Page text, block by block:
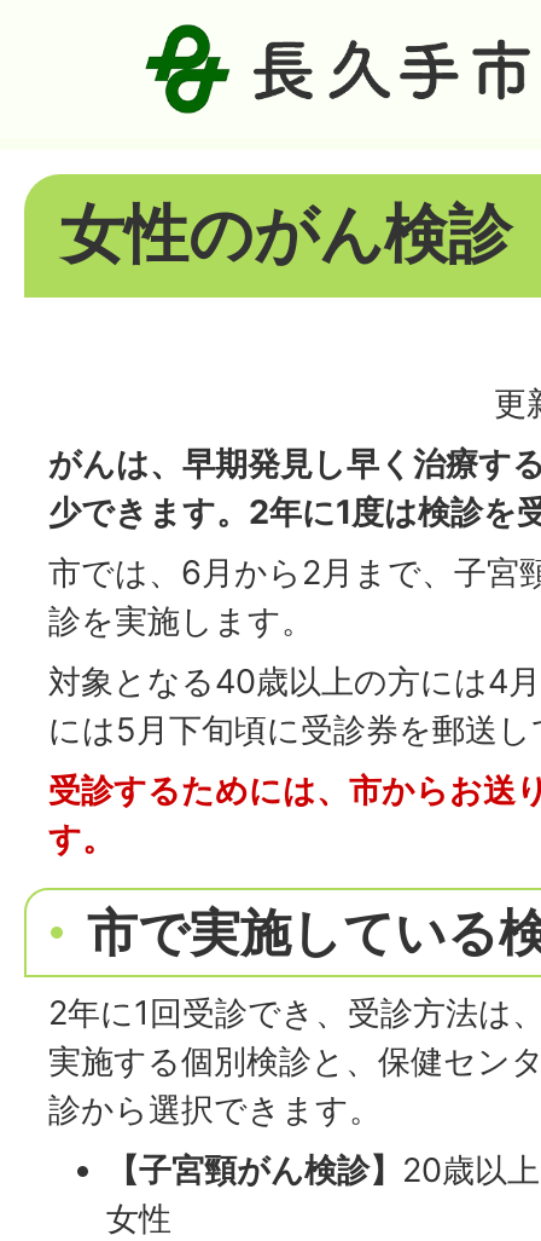
女性のがん検診
更
がんは、早期発見し早く治療す
少できます。2年に1度は検診を
市では、6月から2月まで、子宮
診を実施します。
対象となる40歳以上の方には4
には5月下旬頃に受診券を郵送
受診するためには、市からお送
す。
市で実施している
2年に1回受診でき、受診方法は
実施する個別検診と、保健セン
診から選択できます。
【子宮頸がん検診】 20歳以
女性